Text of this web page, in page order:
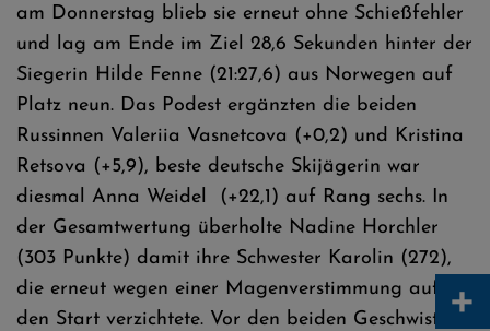
am Donnerstag blieb sie erneut ohne Schießfehler
und lag am Ende im Ziel 28,6 Sekunden hinter der
Siegerin Hilde Fenne (21:27,6) aus Norwegen auf
Platz neun. Das Podest ergänzten die beiden
Russinnen Valeriia Vasnetcova (+0,2) und Kristina
Retsova (+5,9), beste deutsche Skijägerin war
diesmal Anna Weidel (+22,1) auf Rang sechs. In
der Gesamtwertung überholte Nadine Horchler
(303 Punkte) damit ihre Schwester Karolin (272),
die erneut wegen einer Magenverstimmung auf
den Start verzichtete. Vor den beiden Geschwistern
+